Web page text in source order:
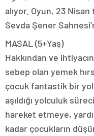
alıyor. Oyun, 23
Sevda Şener
MASAL (5+Yaş)
Hakkından ve
sebep olan yemek
çocuk fantastik bir
aşıldığı yolculuk
hareket etmeye,
kadar çocukların